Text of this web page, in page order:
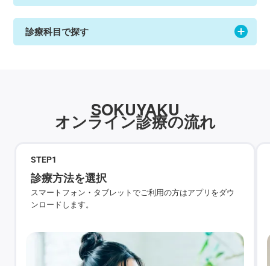
診療科目で探す
SOKUYAKU
オンライン診療の流れ
STEP1
診療方法を選択
スマートフォン・タブレットでご利用の方はアプリをダウ
ンロードします。